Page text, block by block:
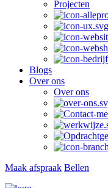
Projecten
Blogs
Over ons
Over ons
Maak afspraak Bellen